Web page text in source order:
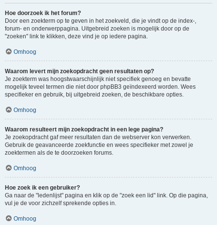
Hoe doorzoek ik het forum?
Door een zoekterm op te geven in het zoekveld, die je vindt op de index-,
forum- en onderwerppagina. Uitgebreid zoeken is mogelijk door op de
"zoeken" link te klikken, deze vind je op iedere pagina.
Omhoog
Waarom levert mijn zoekopdracht geen resultaten op?
Je zoekterm was hoogstwaarschijnlijk niet specifiek genoeg en bevatte
mogelijk teveel termen die niet door phpBB3 geïndexeerd worden. Wees
specifieker en gebruik, bij uitgebreid zoeken, de beschikbare opties.
Omhoog
Waarom resulteert mijn zoekopdracht in een lege pagina?
Je zoekopdracht gaf meer resultaten dan de webserver kon verwerken.
Gebruik de geavanceerde zoekfunctie en wees specifieker met zowel je
zoektermen als de te doorzoeken forums.
Omhoog
Hoe zoek ik een gebruiker?
Ga naar de "ledenlijst" pagina en klik op de "zoek een lid" link. Op die pagina,
vul je de voor zichzelf sprekende opties in.
Omhoog